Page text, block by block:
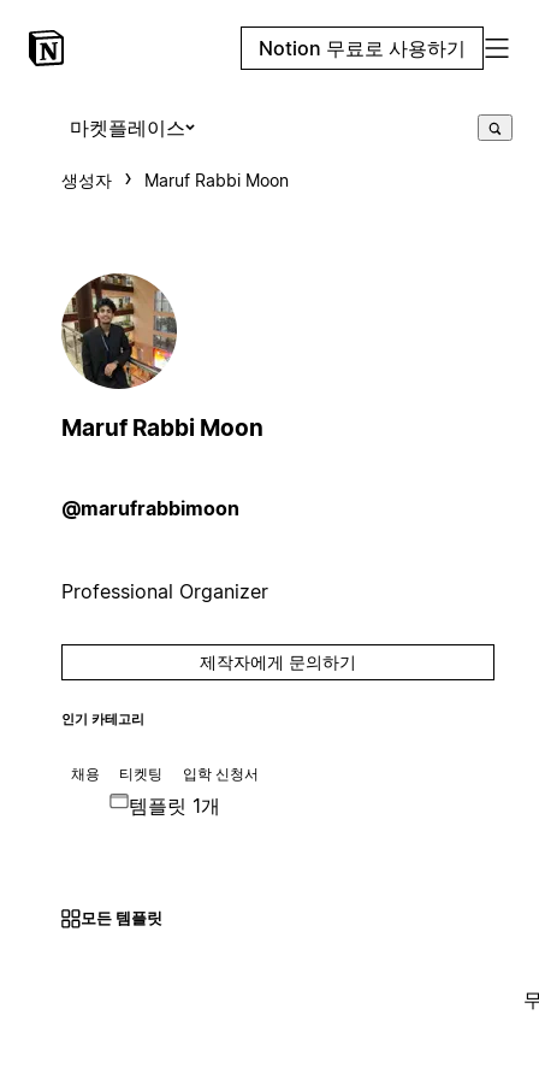
Notion 무료로 사용하기
마켓플레이스
생성자 Maruf Rabbi Moon
Maruf Rabbi Moon
@marufrabbimoon
Professional Organizer
제작자에게 문의하기
인기 카테고리
채용 티켓팅 입학 신청서
템플릿 1개
모든 템플릿